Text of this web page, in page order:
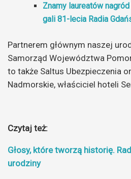
Znamy laureatów
gali 81-lecia Radia
Partnerem głównym naszej
Samorząd Województwa
to także Saltus Ubezpieczenia
Nadmorskie, właściciel hoteli
Czytaj też:
Głosy, które tworzą historię.
urodziny